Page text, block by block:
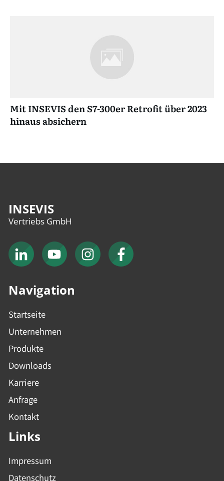
Mit INSEVIS den S7-300er Retrofit über 2023
hinaus absichern
INSEVIS
Vertriebs GmbH
Navigation
Startseite
Unternehmen
Produkte
Downloads
Karriere
Anfrage
Kontakt
Links
Impressum
Datenschutz